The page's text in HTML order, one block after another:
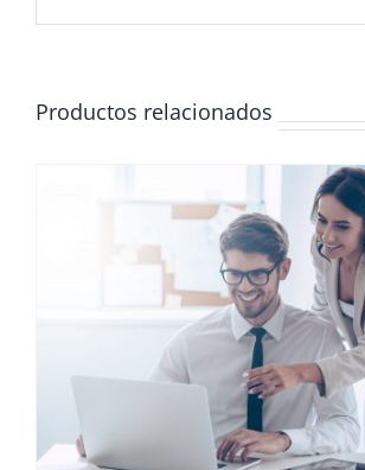
Productos relacionados